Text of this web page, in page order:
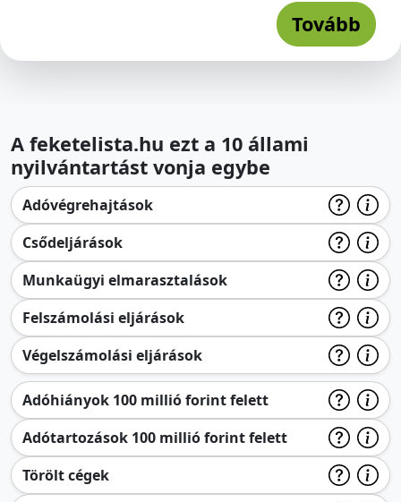
Tovább
A feketelista.hu ezt a 10 állami
nyilvántartást vonja egybe
Adóvégrehajtások
Csődeljárások
Munkaügyi elmarasztalások
Felszámolási eljárások
Végelszámolási eljárások
Adóhiányok 100 millió forint felett
Adótartozások 100 millió forint felett
Törölt cégek